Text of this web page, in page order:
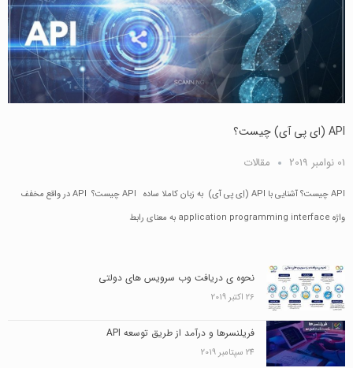
API (ای پی آی) چیست؟
01 نوامبر 2019 مقالات
API چیست؟ آشنایی با API (اِی پی آی) به زبان کاملا ساده API چیست؟ API در واقع مخفف
واژه application programming interface به معنای رابط
نحوه ی دریافت وب سرویس های دولتی
26 اکتبر 2019
فریلنسرها و درآمد از طریق توسعه API
24 سپتامبر 2019